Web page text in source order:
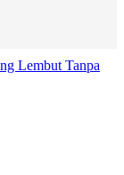
Lembut Tanpa